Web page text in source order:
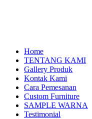
Home
TENTANG KAMI
Gallery Produk
Kontak Kami
Cara Pemesanan
Custom Furniture
SAMPLE WARNA
Testimonial